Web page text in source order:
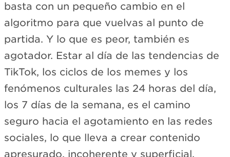
basta con un pequeño cambio en el
algoritmo para que vuelvas al punto de
partida. Y lo que es peor, también es
agotador. Estar al día de las tendencias de
TikTok, los ciclos de los memes y los
fenómenos culturales las 24 horas del día,
los 7 días de la semana, es el camino
seguro hacia el agotamiento en las redes
sociales, lo que lleva a crear contenido
apresurado, incoherente y superficial.